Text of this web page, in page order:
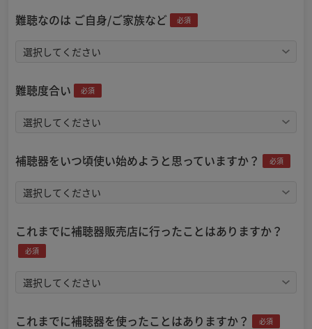
難聴なのは ご自身/ご家族など 必須
難聴度合い 必須
補聴器をいつ頃使い始めようと思っていますか？ 必須
これまでに補聴器販売店に行ったことはありますか？
必須
これまでに補聴器を使ったことはありますか？ 必須